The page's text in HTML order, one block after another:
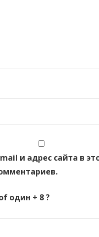
и адрес сайта в
один + 8 ?